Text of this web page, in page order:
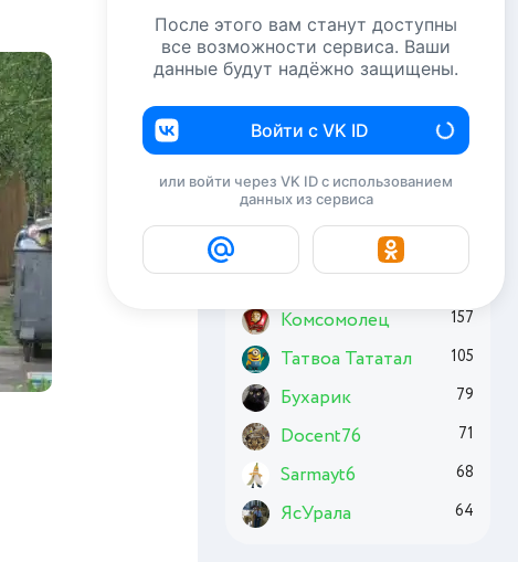
Рекорд: 12737 посетителей
Установлен 22 апр 2026г. в 02:34
Комментаторы недели
Евгений114
Basai 185
Chuzzle 162
Комсомолец 157
Татвоа Тататал 105
Бухарик 79
Docent76 71
Sarmayt6 68
ЯсУрала 64
После этого вам станут доступны
все возможности сервиса. Ваши
данные будут надёжно защищены.
Войти с VK ID
или войти через VK ID с использованием
данных из сервиса